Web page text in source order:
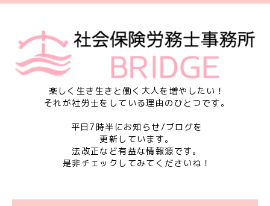
楽しく生き生きと働く大人を増やしたい！
それが社労士をしている理由のひとつです。
平日7時半にお知らせ/ブログを
更新しています。
法改正など有益な情報源です。
是非チェックしてみてくださいね！